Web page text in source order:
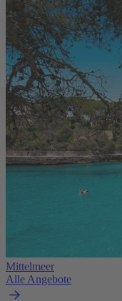
Mittelmeer
Alle Angebote